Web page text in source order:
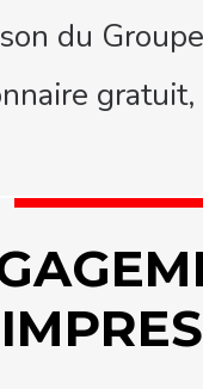
du
gratuit,